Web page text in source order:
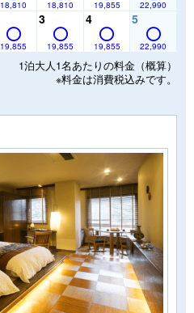
18,810 18,810 19,855 22,990
19,855
3
19,855
4
19,855
5
22,990
1泊大人1名あたりの料金（概算）
※料金は消費税込みです。